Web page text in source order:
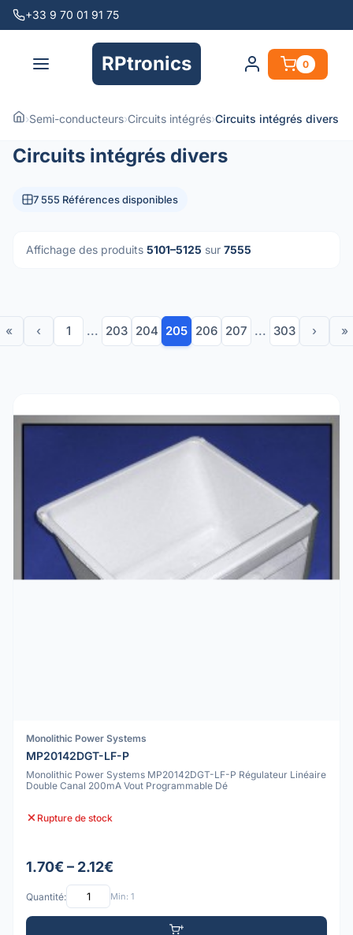
+33 9 70 01 91 75
RPtronics 0
›Semi-conducteurs›Circuits intégrés›Circuits intégrés divers
Circuits intégrés divers
7 555 Références disponibles
Affichage des produits 5101–5125 sur 7555
« ‹ 1 ... 203 204 205 206 207 ... 303 › »
Monolithic Power Systems
MP20142DGT-LF-P
Monolithic Power Systems MP20142DGT-LF-P Régulateur Linéaire
Double Canal 200mA Vout Programmable Dé
Rupture de stock
1.70€ – 2.12€
Quantité: Min: 1